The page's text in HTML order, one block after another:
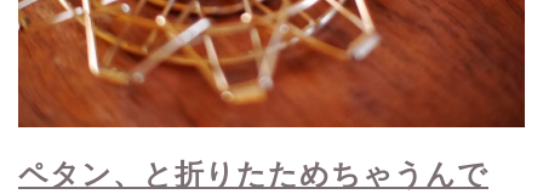
ペタン、と折りたためちゃうんで